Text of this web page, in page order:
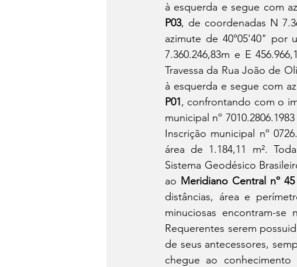
à esquerda e segue com
P03, de coordenadas N
azimute de 40°05'40" por
7.360.246,83m e E
Travessa da Rua João de
P01, confrontando com o
municipal nº
Inscrição municipal nº
área de 1.184,11 m².
Sistema Geodésico
ao Meridiano Central nº 45
distâncias, área e
minuciosas encontram-
Requerentes serem
de seus antecessores,
chegue ao